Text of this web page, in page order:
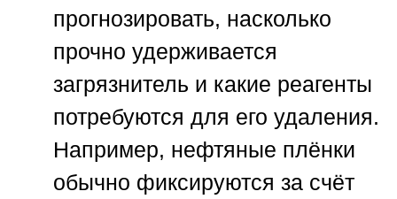
прогнозировать, насколько
прочно удерживается
загрязнитель и какие реагенты
потребуются для его удаления.
Например, нефтяные плёнки
обычно фиксируются за счёт